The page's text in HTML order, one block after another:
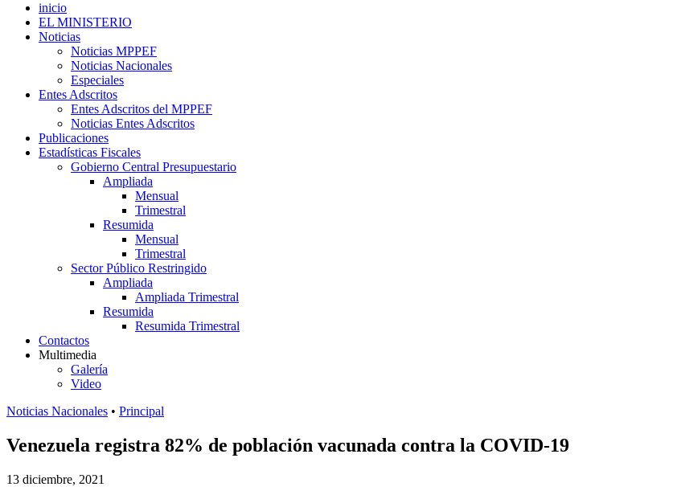
inicio
EL MINISTERIO
Noticias
Noticias MPPEF
Noticias Nacionales
Especiales
Entes Adscritos
Entes Adscritos del MPPEF
Noticias Entes Adscritos
Publicaciones
Estadísticas Fiscales
Gobierno Central Presupuestario
Ampliada
Mensual
Trimestral
Resumida
Mensual
Trimestral
Sector Público Restringido
Ampliada
Ampliada Trimestral
Resumida
Resumida Trimestral
Contactos
Multimedia
Galería
Video
Noticias Nacionales • Principal
Venezuela registra 82% de población vacunada contra la COVID-19
13 diciembre, 2021